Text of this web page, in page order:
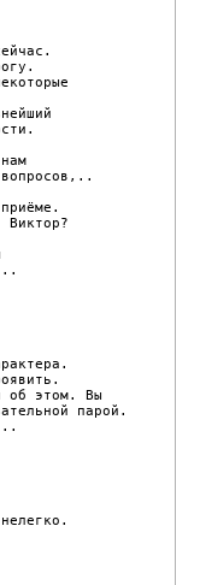
вопросов,..
Виктор?
об этом. Вы
парой.